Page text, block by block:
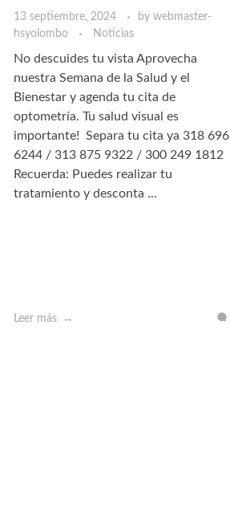
13 septiembre, 2024 by webmaster-
hsyolombo
Noticias
No descuides tu vista Aprovecha
nuestra Semana de la Salud y el
Bienestar y agenda tu cita de
optometría. Tu salud visual es
importante! ️ Separa tu cita ya 318 696
6244 / 313 875 9322 / 300 249 1812
Recuerda: Puedes realizar tu
tratamiento y desconta ...
Leer más